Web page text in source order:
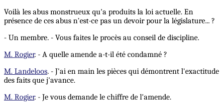
Voilà les abus monstrueux qu'a produits la loi actuelle. En
présence de ces abus n'est-ce pas un devoir pour la législature... ?
- Un membre. - Vous faites le procès au conseil de discipline.
M. Rogier. - A quelle amende a-t-il été condamné ?
M. Landeloos. - J'ai en main les pièces qui démontrent l'exactitude
des faits que j'avance.
M. Rogier. - Je vous demande le chiffre de l'amende.